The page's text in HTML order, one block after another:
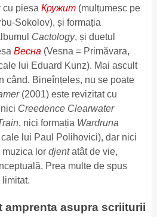
cu piesa Кружит(mulțumesc pe
Sokolov), și formația
Cactology, și duetul
Весна (Vesna = Primăvara,
lui Eduard Kunz). Mai ascult
când. Bineînțeles, nu se poate
(2001) este revizitat cu
Creedence Clearwater
, nici formația Wardruna
lui Paul Polihovici), dar nici
muzica lor djentatât de vie,
Prea multe de spus
limitat.
amprenta asupra scriiturii